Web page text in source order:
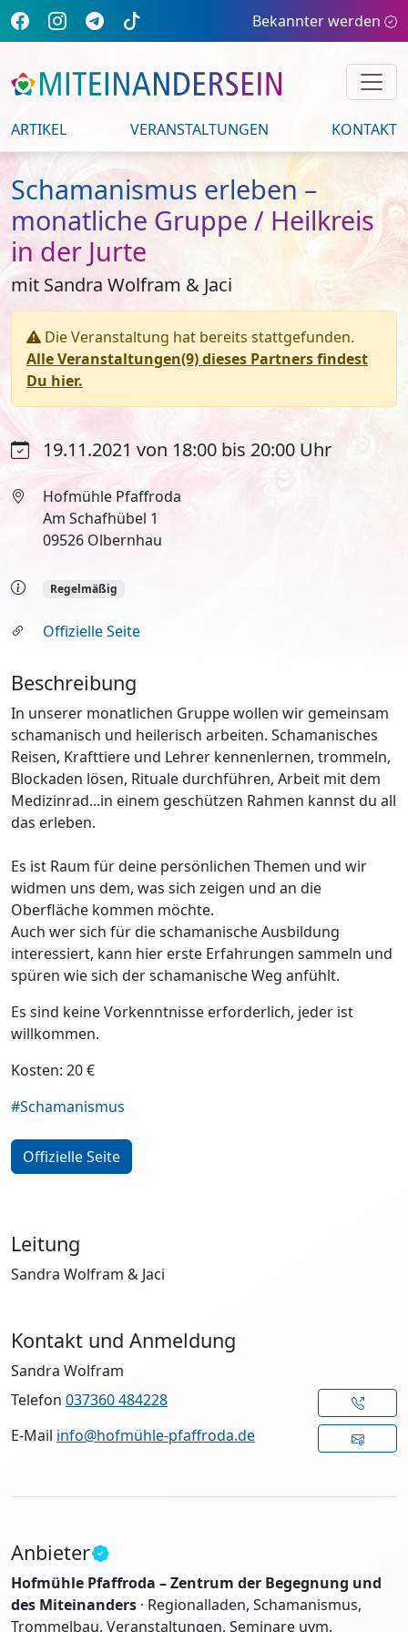
Bekannter werden
ARTIKEL VERANSTALTUNGEN KONTAKT
Schamanismus erleben –
monatliche Gruppe / Heilkreis
in der Jurte
mit Sandra Wolfram & Jaci
Die Veranstaltung hat bereits stattgefunden.
Alle Veranstaltungen(9) dieses Partners findest
Du hier.
19.11.2021 von 18:00 bis 20:00 Uhr
Hofmühle Pfaffroda
Am Schafhübel 1
09526 Olbernhau
Regelmäßig
Offizielle Seite
Beschreibung
In unserer monatlichen Gruppe wollen wir gemeinsam
schamanisch und heilerisch arbeiten. Schamanisches
Reisen, Krafttiere und Lehrer kennenlernen, trommeln,
Blockaden lösen, Rituale durchführen, Arbeit mit dem
Medizinrad...in einem geschützen Rahmen kannst du all
das erleben.
Es ist Raum für deine persönlichen Themen und wir
widmen uns dem, was sich zeigen und an die
Oberfläche kommen möchte.
Auch wer sich für die schamanische Ausbildung
interessiert, kann hier erste Erfahrungen sammeln und
spüren wie sich der schamanische Weg anfühlt.
Es sind keine Vorkenntnisse erforderlich, jeder ist
willkommen.
Kosten: 20 €
#Schamanismus
Offizielle Seite
Leitung
Sandra Wolfram & Jaci
Kontakt und Anmeldung
Sandra Wolfram
Telefon 037360 484228
E-Mail info@hofmühle-pfaffroda.de
Anbieter
Hofmühle Pfaffroda – Zentrum der Begegnung und
des Miteinanders · Regionalladen, Schamanismus,
Trommelbau, Veranstaltungen, Seminare uvm.